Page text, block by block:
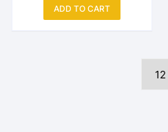
ADD TO CART